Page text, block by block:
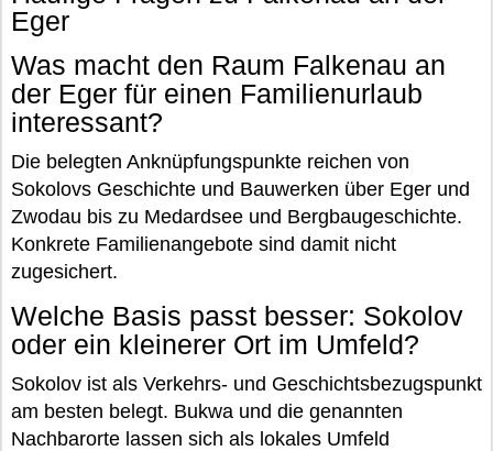
Eger
Was macht den Raum Falkenau an
der Eger für einen Familienurlaub
interessant?
Die belegten Anknüpfungspunkte reichen von
Sokolovs Geschichte und Bauwerken über Eger und
Zwodau bis zu Medardsee und Bergbaugeschichte.
Konkrete Familienangebote sind damit nicht
zugesichert.
Welche Basis passt besser: Sokolov
oder ein kleinerer Ort im Umfeld?
Sokolov ist als Verkehrs- und Geschichtsbezugspunkt
am besten belegt. Bukwa und die genannten
Nachbarorte lassen sich als lokales Umfeld